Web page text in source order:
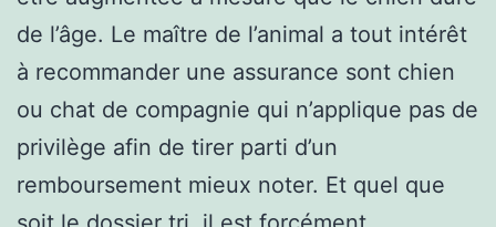
de l’âge. Le maître de l’animal a tout intérêt
à recommander une assurance sont chien
ou chat de compagnie qui n’applique pas de
privilège afin de tirer parti d’un
remboursement mieux noter. Et quel que